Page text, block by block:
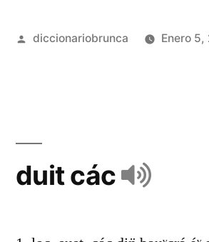
diccionariobrunca Enero 5,
duit các